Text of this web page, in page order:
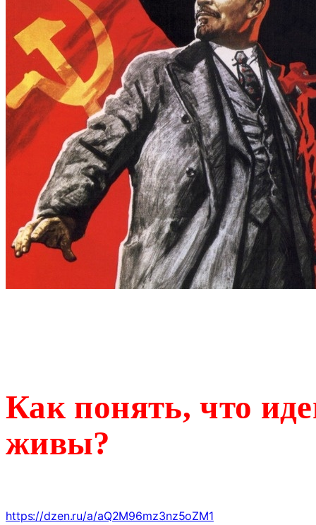
Как понять, что
живы?
https://dzen.ru/a/aQ2M96mz3nz5oZM1